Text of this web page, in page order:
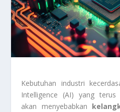
Kebutuhan industri
Intelligence (AI) yang
akan menyebabkan